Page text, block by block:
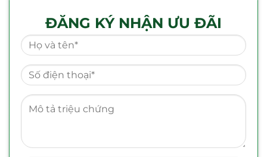
ĐĂNG KÝ NHẬN ƯU ĐÃI